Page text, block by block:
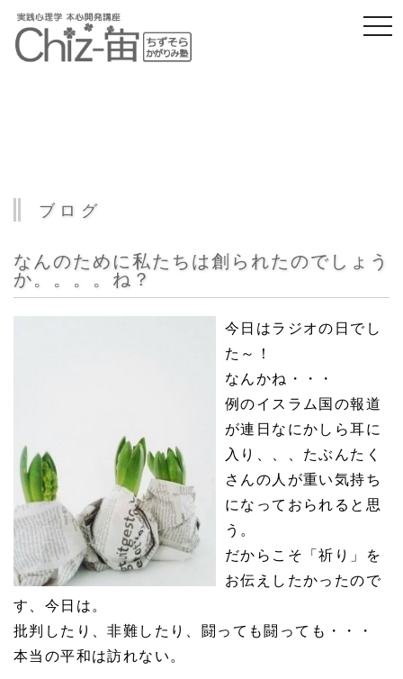
ブログ
なんのために私たちは創られたのでしょう
か。。。。ね？
今日はラジオの日でし
た～！
なんかね・・・
例のイスラム国の報道
が連日なにかしら耳に
入り、、、たぶんたく
さんの人が重い気持ち
になっておられると思
う。
だからこそ「祈り」を
お伝えしたかったので
す、今日は。
批判したり、非難したり、闘っても闘っても・・・
本当の平和は訪れない。